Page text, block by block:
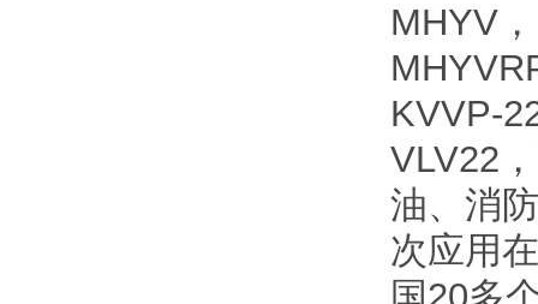
MHYV
KVVP-
VLV22
油、消
次应用
国20多